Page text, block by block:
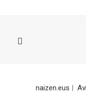
naizen.eus |